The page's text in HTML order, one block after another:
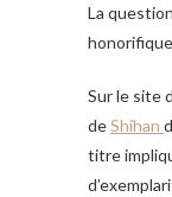
La
Sur le site
deShihan
titre